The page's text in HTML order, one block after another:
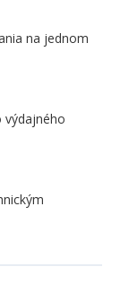
na jednom
výdajného